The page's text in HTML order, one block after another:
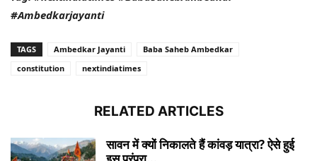
#Ambedkarjayanti
TAGS Ambedkar Jayanti
Baba Saheb Ambedkar
constitution
nextindiatimes
RELATED ARTICLES
सावन में क्यों निकालते हैं कांवड़ यात्रा? ऐसे हुई